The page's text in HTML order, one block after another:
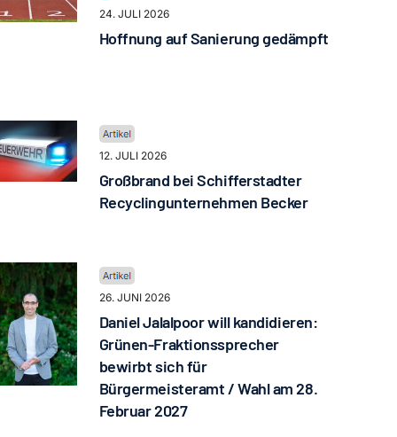
24. JULI 2026
Hoffnung auf Sanierung gedämpft
12. JULI 2026
Großbrand bei Schifferstadter
Recyclingunternehmen Becker
26. JUNI 2026
Daniel Jalalpoor will kandidieren:
Grünen-Fraktionssprecher
bewirbt sich für
Bürgermeisteramt / Wahl am 28.
Februar 2027